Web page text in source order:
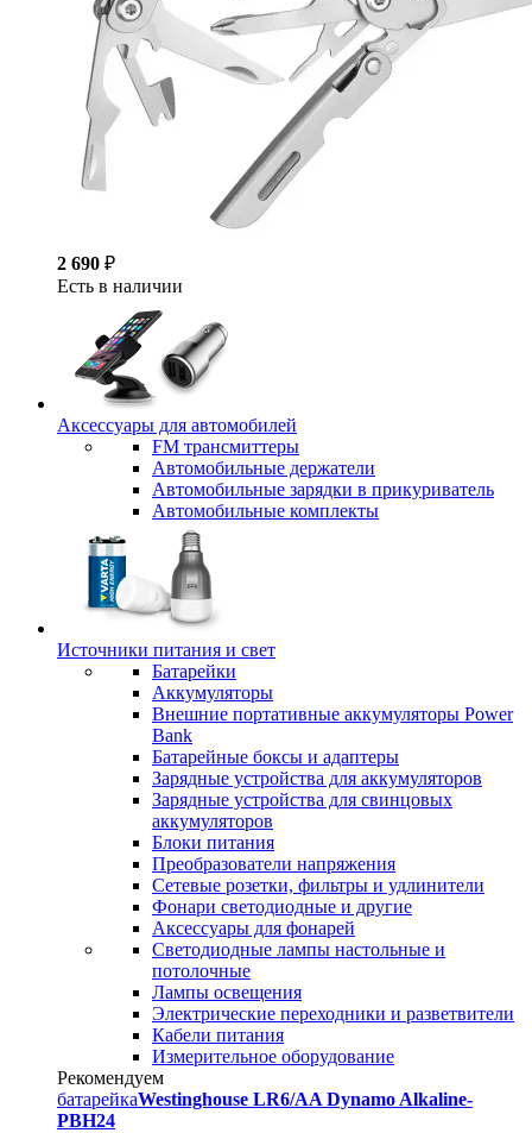
2 690 ₽
Есть в наличии
Аксессуары для автомобилей
FM трансмиттеры
Автомобильные держатели
Автомобильные зарядки в прикуриватель
Автомобильные комплекты
Источники питания и свет
Батарейки
Аккумуляторы
Внешние портативные аккумуляторы Power
Bank
Батарейные боксы и адаптеры
Зарядные устройства для аккумуляторов
Зарядные устройства для свинцовых
аккумуляторов
Блоки питания
Преобразователи напряжения
Сетевые розетки, фильтры и удлинители
Фонари светодиодные и другие
Аксессуары для фонарей
Светодиодные лампы настольные и
потолочные
Лампы освещения
Электрические переходники и разветвители
Кабели питания
Измерительное оборудование
Рекомендуем
батарейкаWestinghouse LR6/AA Dynamo Alkaline-
PBH24